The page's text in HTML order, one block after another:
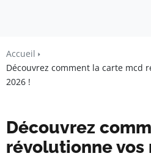
BUSINESS
Accueil
Découvrez comment la carte mcd
2026 !
Découvrez
révolutionne vos